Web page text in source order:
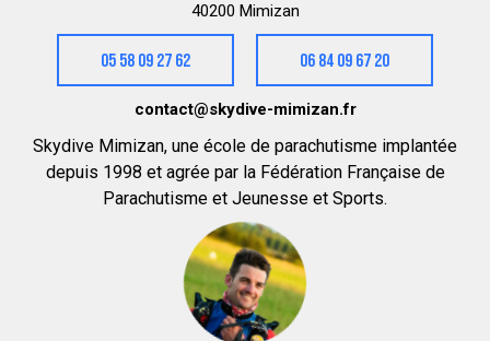
40200 Mimizan
05 58 09 27 62 06 84 09 67 20
contact@skydive-mimizan.fr
Skydive Mimizan, une école de parachutisme implantée
depuis 1998 et agrée par la Fédération Française de
Parachutisme et Jeunesse et Sports.